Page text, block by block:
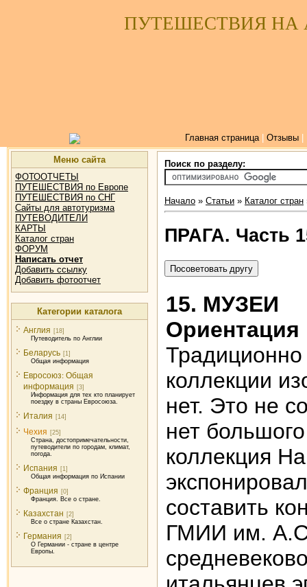
ПУТЕШЕСТВИЯ НА
Главная страница| Отзывы|
Меню сайта
ФОТООТЧЕТЫ
ПУТЕШЕСТВИЯ по Европе
ПУТЕШЕСТВИЯ по СНГ
Сайты для автотуризма
ПУТЕВОДИТЕЛИ
КАРТЫ
Каталог стран
ФОРУМ
Написать отчет
Добавить ссылку
Добавить фотоотчет
Категории каталога
Англия [18]
Путеводитель по Англии
Беларусь [1]
Общая информация
Евросоюз: Общая
информация [3]
Информация для тех кто планирует
поездку в страны Евросоюза.
Италия [14]
Чехия [25]
Страна, достопримечательности,
путеводители по городам, климат,
погода.
Испания [1]
Общая информация по Испании
Франция [0]
Франция. Все о стране.
Казахстан [2]
Все о стране Казахстан.
Германия [2]
О Германии - стране в центре
Европы.
Поиск по разделу:
Начало » Статьи » Каталог стран
ПРАГА. Часть
15. МУЗЕИ
Ориентация
Традиционно
коллекции
нет. Это не
нет
коллекция
составить
ГМИИ им.